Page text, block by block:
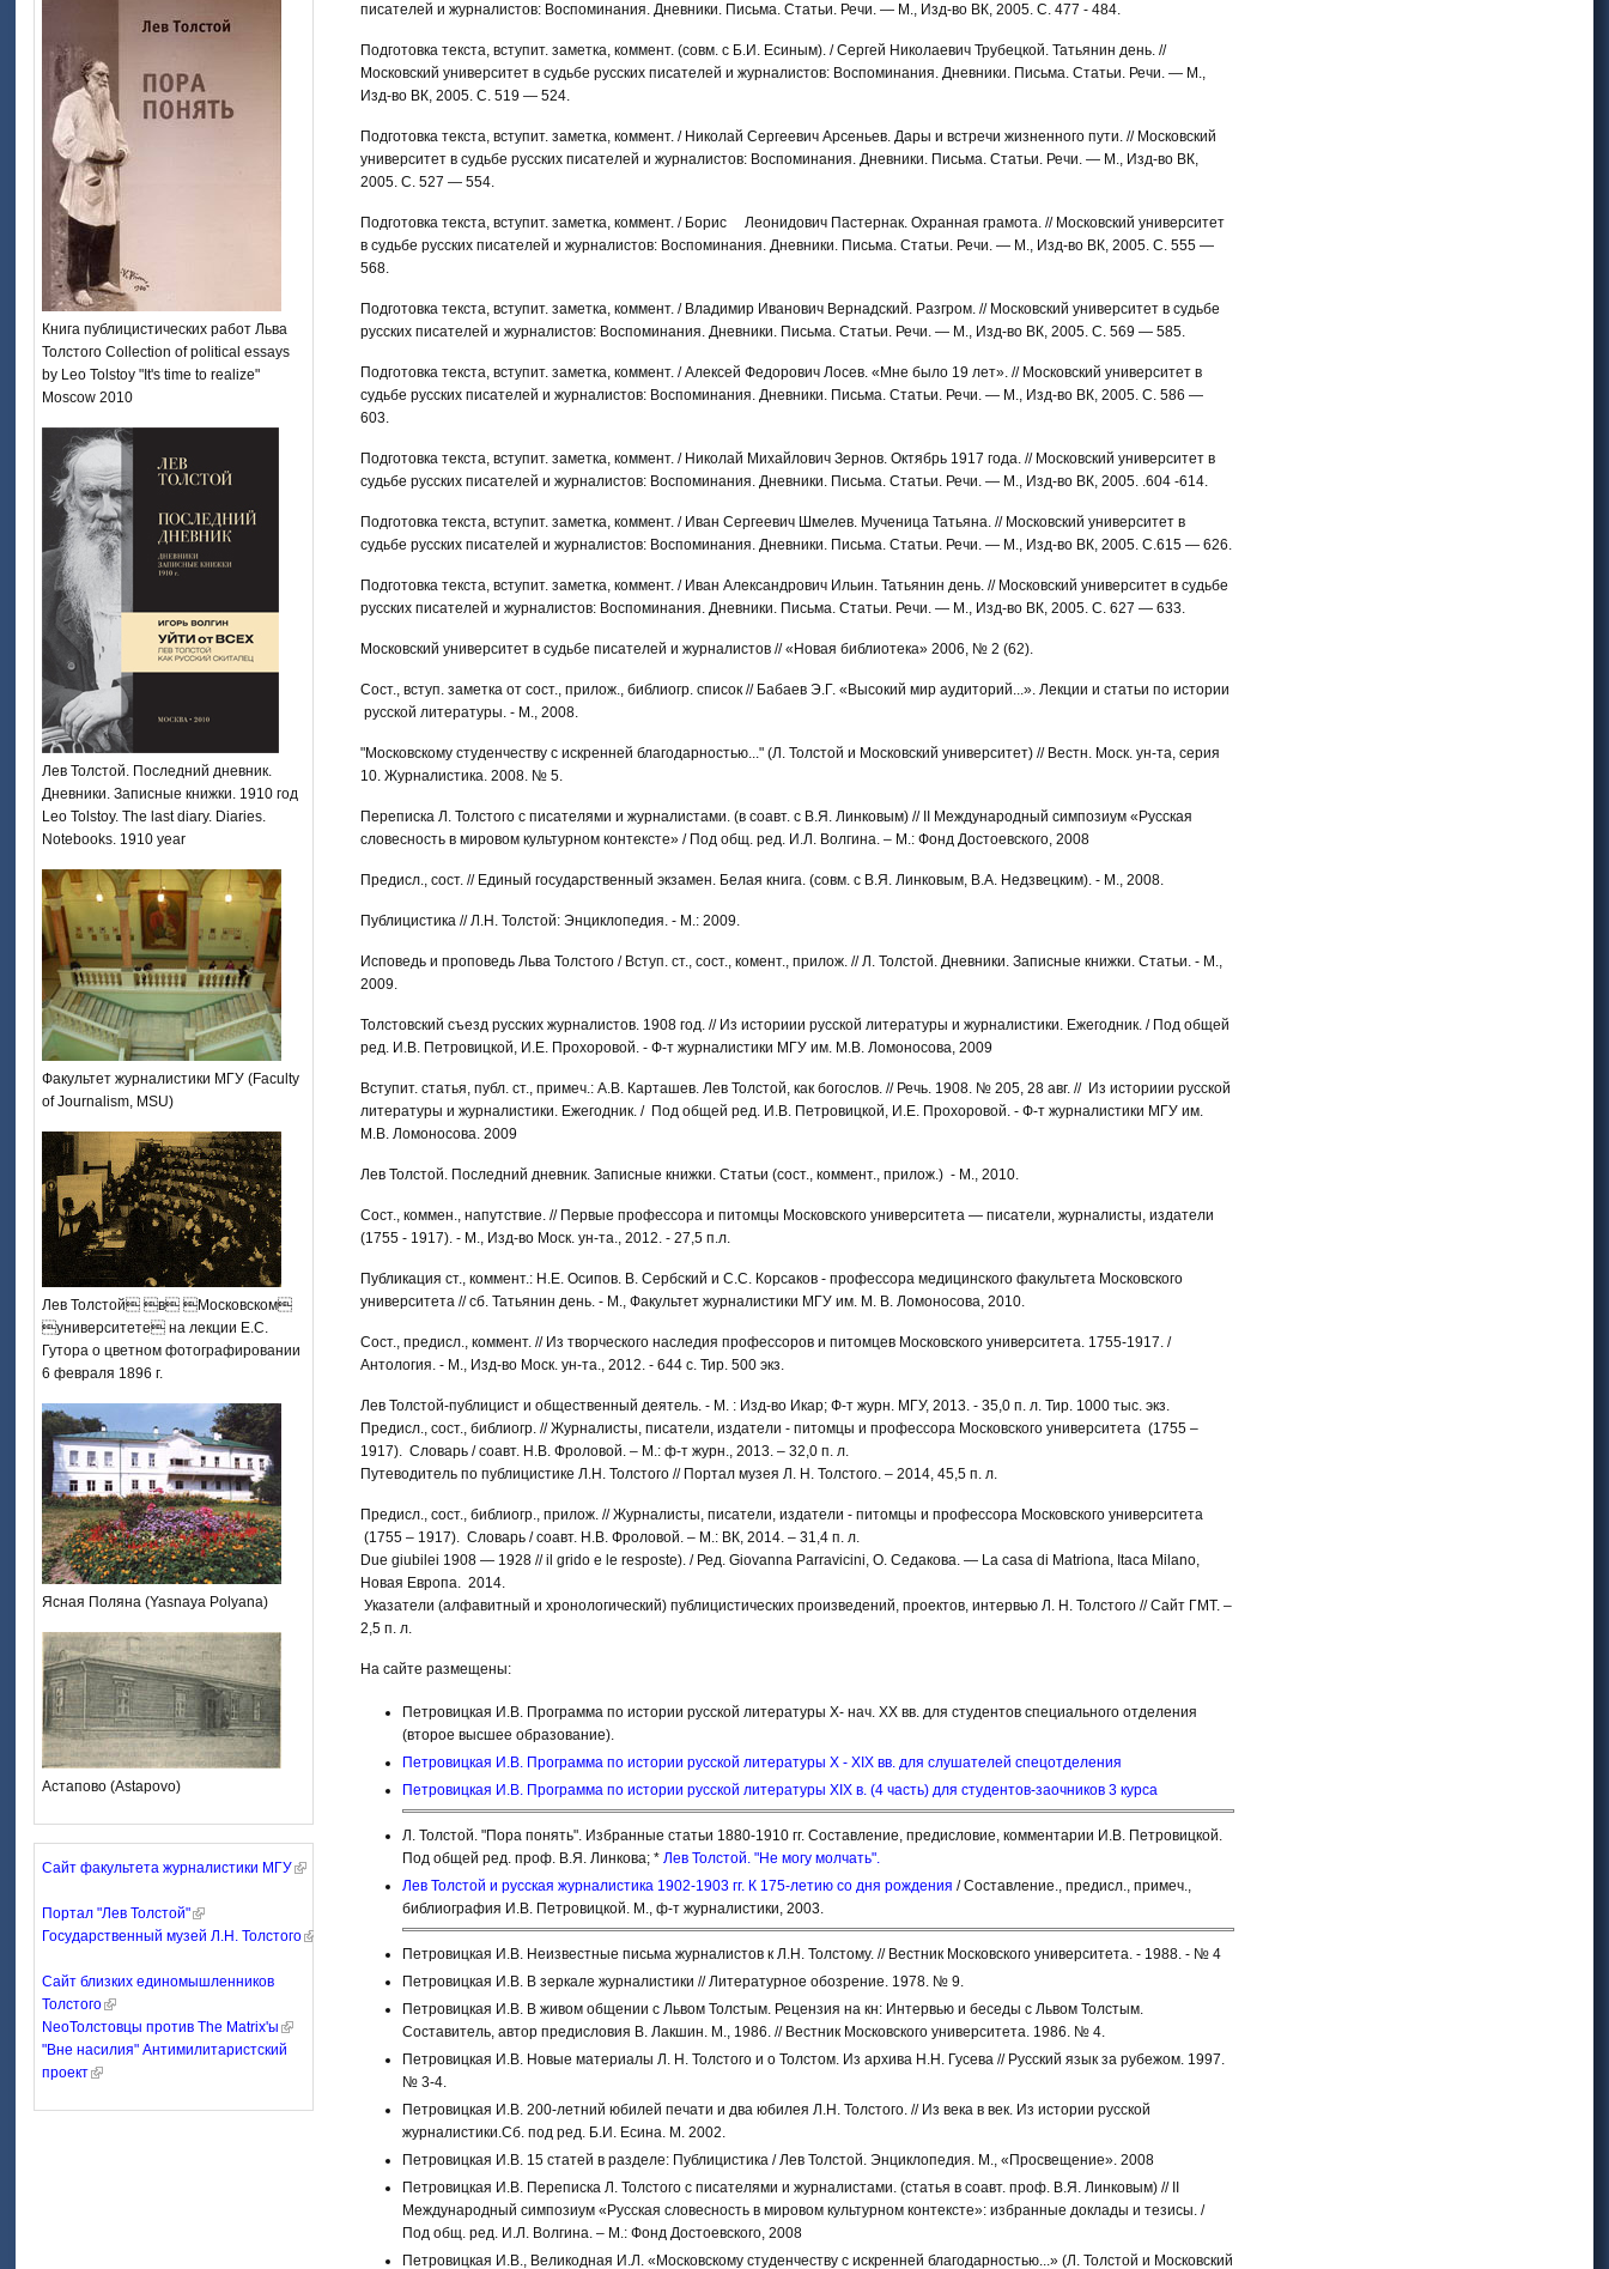
Книга публицистических работ Льва
Толстого Collection of political essays
by Leo Tolstoy "It's time to realize"
Moscow 2010
Лев Толстой. Последний дневник.
Дневники. Записные книжки. 1910 год
Leo Tolstoy. The last diary. Diaries.
Notebooks. 1910 year
Факультет журналистики МГУ (Faculty
of Journalism, MSU)
Лев Толстой в Московском
университете на лекции Е.С.
Гутора о цветном фотографировании
6 февраля 1896 г.
Ясная Поляна (Yasnaya Polyana)
Астапово (Astapovo)
Сайт факультета журналистики МГУ
Портал "Лев Толстой"
Государственный музей Л.Н. Толстого
Сайт близких единомышленников
Толстого
NeoТолстовцы против The Matrix'ы
"Вне насилия" Антимилитаристский
проект
писателей и журналистов: Воспоминания. Дневники. Письма. Статьи. Речи. — М., Изд-во ВК, 2005. С. 477 - 484.
Подготовка текста, вступит. заметка, коммент. (совм. с Б.И. Есиным). / Сергей Николаевич Трубецкой. Татьянин день. //
Московский университет в судьбе русских писателей и журналистов: Воспоминания. Дневники. Письма. Статьи. Речи. — М.,
Изд-во ВК, 2005. С. 519 — 524.
Подготовка текста, вступит. заметка, коммент. / Николай Сергеевич Арсеньев. Дары и встречи жизненного пути. // Московский
университет в судьбе русских писателей и журналистов: Воспоминания. Дневники. Письма. Статьи. Речи. — М., Изд-во ВК,
2005. С. 527 — 554.
Подготовка текста, вступит. заметка, коммент. / Борис Леонидович Пастернак. Охранная грамота. // Московский университет
в судьбе русских писателей и журналистов: Воспоминания. Дневники. Письма. Статьи. Речи. — М., Изд-во ВК, 2005. С. 555 —
568.
Подготовка текста, вступит. заметка, коммент. / Владимир Иванович Вернадский. Разгром. // Московский университет в судьбе
русских писателей и журналистов: Воспоминания. Дневники. Письма. Статьи. Речи. — М., Изд-во ВК, 2005. С. 569 — 585.
Подготовка текста, вступит. заметка, коммент. / Алексей Федорович Лосев. «Мне было 19 лет». // Московский университет в
судьбе русских писателей и журналистов: Воспоминания. Дневники. Письма. Статьи. Речи. — М., Изд-во ВК, 2005. С. 586 —
603.
Подготовка текста, вступит. заметка, коммент. / Николай Михайлович Зернов. Октябрь 1917 года. // Московский университет в
судьбе русских писателей и журналистов: Воспоминания. Дневники. Письма. Статьи. Речи. — М., Изд-во ВК, 2005. .604 -614.
Подготовка текста, вступит. заметка, коммент. / Иван Сергеевич Шмелев. Мученица Татьяна. // Московский университет в
судьбе русских писателей и журналистов: Воспоминания. Дневники. Письма. Статьи. Речи. — М., Изд-во ВК, 2005. С.615 — 626.
Подготовка текста, вступит. заметка, коммент. / Иван Александрович Ильин. Татьянин день. // Московский университет в судьбе
русских писателей и журналистов: Воспоминания. Дневники. Письма. Статьи. Речи. — М., Изд-во ВК, 2005. С. 627 — 633.
Московский университет в судьбе писателей и журналистов // «Новая библиотека» 2006, № 2 (62).
Сост., вступ. заметка от сост., прилож., библиогр. список // Бабаев Э.Г. «Высокий мир аудиторий...». Лекции и статьи по истории
русской литературы. - М., 2008.
"Московскому студенчеству с искренней благодарностью..." (Л. Толстой и Московский университет) // Вестн. Моск. ун-та, серия
10. Журналистика. 2008. № 5.
Переписка Л. Толстого с писателями и журналистами. (в соавт. с В.Я. Линковым) // II Международный симпозиум «Русская
словесность в мировом культурном контексте» / Под общ. ред. И.Л. Волгина. – М.: Фонд Достоевского, 2008
Предисл., сост. // Единый государственный экзамен. Белая книга. (совм. с В.Я. Линковым, В.А. Недзвецким). - М., 2008.
Публицистика // Л.Н. Толстой: Энциклопедия. - М.: 2009.
Исповедь и проповедь Льва Толстого / Вступ. ст., сост., комент., прилож. // Л. Толстой. Дневники. Записные книжки. Статьи. - М.,
2009.
Толстовский съезд русских журналистов. 1908 год. // Из историии русской литературы и журналистики. Ежегодник. / Под общей
ред. И.В. Петровицкой, И.Е. Прохоровой. - Ф-т журналистики МГУ им. М.В. Ломоносова, 2009
Вступит. статья, публ. ст., примеч.: А.В. Карташев. Лев Толстой, как богослов. // Речь. 1908. № 205, 28 авг. // Из историии русской
литературы и журналистики. Ежегодник. / Под общей ред. И.В. Петровицкой, И.Е. Прохоровой. - Ф-т журналистики МГУ им.
М.В. Ломоносова. 2009
Лев Толстой. Последний дневник. Записные книжки. Статьи (сост., коммент., прилож.) - М., 2010.
Сост., коммен., напутствие. // Первые профессора и питомцы Московского университета — писатели, журналисты, издатели
(1755 - 1917). - М., Изд-во Моск. ун-та., 2012. - 27,5 п.л.
Публикация ст., коммент.: Н.Е. Осипов. В. Сербский и С.С. Корсаков - профессора медицинского факультета Московского
университета // сб. Татьянин день. - М., Факультет журналистики МГУ им. М. В. Ломоносова, 2010.
Сост., предисл., коммент. // Из творческого наследия профессоров и питомцев Московского университета. 1755-1917. /
Антология. - М., Изд-во Моск. ун-та., 2012. - 644 с. Тир. 500 экз.
Лев Толстой-публицист и общественный деятель. - М. : Изд-во Икар; Ф-т журн. МГУ, 2013. - 35,0 п. л. Тир. 1000 тыс. экз.
Предисл., сост., библиогр. // Журналисты, писатели, издатели - питомцы и профессора Московского университета (1755 –
1917). Словарь / соавт. Н.В. Фроловой. – М.: ф-т журн., 2013. – 32,0 п. л.
Путеводитель по публицистике Л.Н. Толстого // Портал музея Л. Н. Толстого. – 2014, 45,5 п. л.
Предисл., сост., библиогр., прилож. // Журналисты, писатели, издатели - питомцы и профессора Московского университета
(1755 – 1917). Словарь / соавт. Н.В. Фроловой. – М.: ВК, 2014. – 31,4 п. л.
Due giubilei 1908 — 1928 // il grido e le resposte). / Ред. Giovanna Parravicini, О. Седакова. — La casa di Matriona, Itaca Milano,
Новая Европа. 2014.
Указатели (алфавитный и хронологический) публицистических произведений, проектов, интервью Л. Н. Толстого // Сайт ГМТ. –
2,5 п. л.
На сайте размещены:
Петровицкая И.В. Программа по истории русской литературы Х- нач. ХХ вв. для студентов специального отделения
(второе высшее образование).
Петровицкая И.В. Программа по истории русской литературы Х - ХIХ вв. для слушателей спецотделения
Петровицкая И.В. Программа по истории русской литературы ХIХ в. (4 часть) для студентов-заочников 3 курса
Л. Толстой. "Пора понять". Избранные статьи 1880-1910 гг. Составление, предисловие, комментарии И.В. Петровицкой.
Под общей ред. проф. В.Я. Линкова; * Лев Толстой. "Не могу молчать".
Лев Толстой и русская журналистика 1902-1903 гг. К 175-летию со дня рождения / Составление., предисл., примеч.,
библиография И.В. Петровицкой. М., ф-т журналистики, 2003.
Петровицкая И.В. Неизвестные письма журналистов к Л.Н. Толстому. // Вестник Московского университета. - 1988. - № 4
Петровицкая И.В. В зеркале журналистики // Литературное обозрение. 1978. № 9.
Петровицкая И.В. В живом общении с Львом Толстым. Рецензия на кн: Интервью и беседы с Львом Толстым.
Составитель, автор предисловия В. Лакшин. М., 1986. // Вестник Московского университета. 1986. № 4.
Петровицкая И.В. Новые материалы Л. Н. Толстого и о Толстом. Из архива Н.Н. Гусева // Русский язык за рубежом. 1997.
№ 3-4.
Петровицкая И.В. 200-летний юбилей печати и два юбилея Л.Н. Толстого. // Из века в век. Из истории русской
журналистики.Сб. под ред. Б.И. Есина. М. 2002.
Петровицкая И.В. 15 статей в разделе: Публицистика / Лев Толстой. Энциклопедия. М., «Просвещение». 2008
Петровицкая И.В. Переписка Л. Толстого с писателями и журналистами. (статья в соавт. проф. В.Я. Линковым) // II
Международный симпозиум «Русская словесность в мировом культурном контексте»: избранные доклады и тезисы. /
Под общ. ред. И.Л. Волгина. – М.: Фонд Достоевского, 2008
Петровицкая И.В., Великодная И.Л. «Московскому студенчеству с искренней благодарностью...» (Л. Толстой и Московский